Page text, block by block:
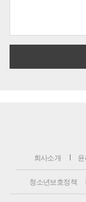
회사소개 윤
청소년보호정책